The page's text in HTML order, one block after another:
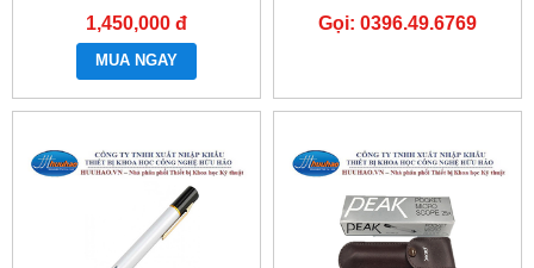
1,450,000 đ
MUA NGAY
Gọi: 0396.49.6769